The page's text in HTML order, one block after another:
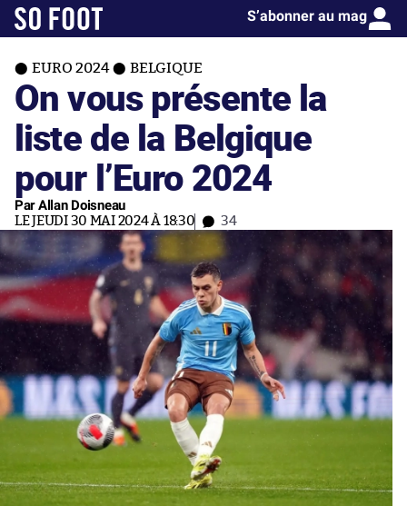
S’abonner au mag
EURO 2024 BELGIQUE
On vous présente la
liste de la Belgique
pour l’Euro 2024
Par Allan Doisneau
LE JEUDI 30 MAI 2024 À 18:30 34